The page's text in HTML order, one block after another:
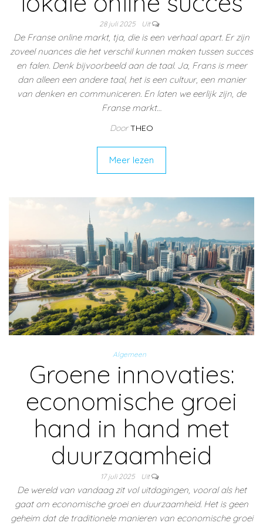
28 juli 2025 Uit
De Franse online markt, tja, die is een verhaal apart. Er zijn
zoveel nuances die het verschil kunnen maken tussen succes
en falen. Denk bijvoorbeeld aan de taal. Ja, Frans is meer
dan alleen een andere taal, het is een cultuur, een manier
van denken en communiceren. En laten we eerlijk zijn, de
Franse markt…
Door THEO
Meer lezen
Algemeen
Groene innovaties:
economische groei
hand in hand met
duurzaamheid
17 juli 2025 Uit
De wereld van vandaag zit vol uitdagingen, vooral als het
gaat om economische groei en duurzaamheid. Het is geen
geheim dat de traditionele manieren van economische groei